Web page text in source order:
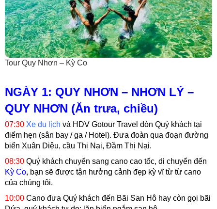
Tour Quy Nhơn – Kỳ Co
NGÀY 1: QUY NHƠN – NHƠN LÝ –
QUY NHƠN (Ăn trưa, chiều)
07:30 Xe du lịch và HDV Gotour Travel đón Quý khách tại
điểm hẹn (sân bay / ga / Hotel). Đưa đoàn qua đoạn đường
biển Xuân Diệu, cầu Thị Nại, Đầm Thị Nại.
08:30 Quý khách chuyển sang cano cao tốc, di chuyển đến
Kỳ Co, bạn sẽ được tận hưởng cảnh đẹp kỳ vĩ từ từ cano
của chúng tôi.
10:00 Cano đưa Quý khách đến Bãi San Hô hay còn gọi bãi